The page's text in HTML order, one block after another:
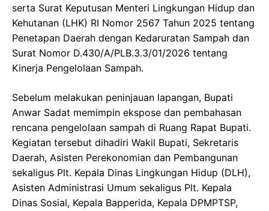
serta Surat Keputusan Menteri Lingkungan Hidup dan
Kehutanan (LHK) RI Nomor 2567 Tahun 2025 tentang
Penetapan Daerah dengan Kedaruratan Sampah dan
Surat Nomor D.430/A/PLB.3.3/01/2026 tentang
Kinerja Pengelolaan Sampah.
Sebelum melakukan peninjauan lapangan, Bupati
Anwar Sadat memimpin ekspose dan pembahasan
rencana pengelolaan sampah di Ruang Rapat Bupati.
Kegiatan tersebut dihadiri Wakil Bupati, Sekretaris
Daerah, Asisten Perekonomian dan Pembangunan
sekaligus Plt. Kepala Dinas Lingkungan Hidup (DLH),
Asisten Administrasi Umum sekaligus Plt. Kepala
Dinas Sosial, Kepala Bapperida, Kepala DPMPTSP,